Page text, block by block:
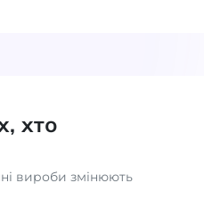
хто
вироби змінюють